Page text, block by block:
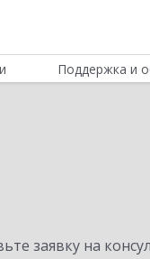
Поддержка и
заявку на